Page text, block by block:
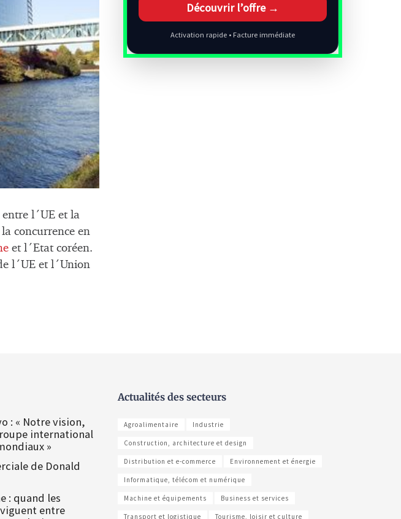
l´UE et la
concurrence en
et l´Etat coréen.
l´UE et l´Union
Découvrir l’offre →
Activation rapide • Facture immédiate
: « Notre vision,
international
»
de Donald
: quand les
entre
Actualités des secteurs
Agroalimentaire Industrie
Construction, architecture et design
Distribution et e-commerce Environnement et énergie
Informatique, télécom et numérique
Machine et équipements Business et services
Transport et logistique Tourisme, loisir et culture